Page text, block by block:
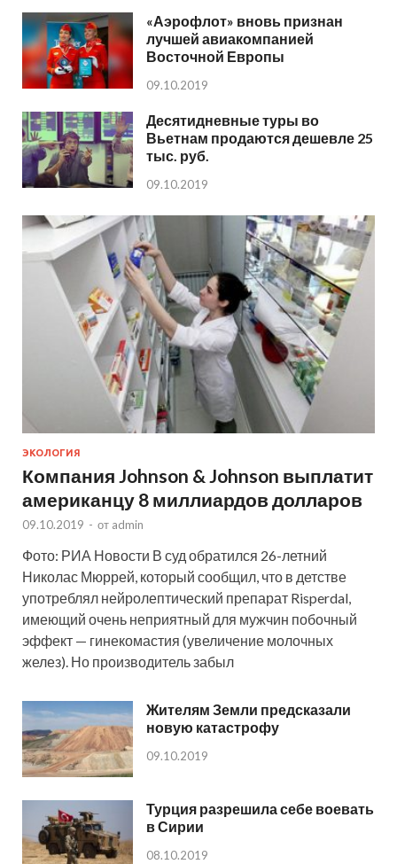
«Аэрофлот» вновь признан
лучшей авиакомпанией
Восточной Европы
09.10.2019
Десятидневные туры во
Вьетнам продаются дешевле 25
тыс. руб.
09.10.2019
ЭКОЛОГИЯ
Компания Johnson & Johnson выплатит
американцу 8 миллиардов долларов
09.10.2019 - от admin
Фото: РИА Новости В суд обратился 26-летний
Николас Мюррей, который сообщил, что в детстве
употреблял нейролептический препарат Risperdal,
имеющий очень неприятный для мужчин побочный
эффект — гинекомастия (увеличение молочных
желез). Но производитель забыл
Жителям Земли предсказали
новую катастрофу
09.10.2019
Турция разрешила себе воевать
в Сирии
08.10.2019